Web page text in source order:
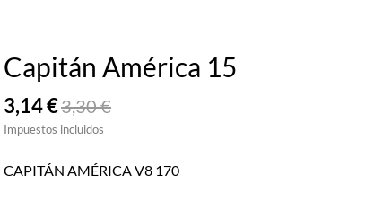
Capitán América 15
3,14 €3,30 €
Impuestos incluidos
CAPITÁN AMÉRICA V8 170